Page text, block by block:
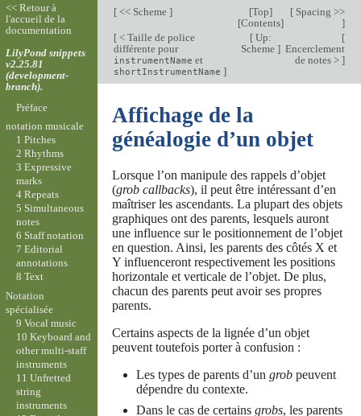
[<< Scheme ] [Top]
[Contents]
[Spacing >>
]
[< Taille de police
différente pour
instrumentName et
shortInstrumentName ]
[Up:
Scheme ]
[
Encerclement
de notes > ]
Affichage de la
généalogie d’un objet
Lorsque l’on manipule des rappels d’objet
(grob callbacks), il peut être intéressant d’en
maîtriser les ascendants. La plupart des objets
graphiques ont des parents, lesquels auront
une influence sur le positionnement de l’objet
en question. Ainsi, les parents des côtés X et
Y influenceront respectivement les positions
horizontale et verticale de l’objet. De plus,
chacun des parents peut avoir ses propres
parents.
Certains aspects de la lignée d’un objet
peuvent toutefois porter à confusion :
Les types de parents d’un grobpeuvent
dépendre du contexte.
Dans le cas de certains grobs, les parents
<< Retour à
l'accueil de la
documentation
LilyPond snippets
v2.25.81
(development-
branch).
Préface
notation musicale
1 Pitches
2 Rhythms
3 Expressive
marks
4 Repeats
5 Simultaneous
notes
6 Staff notation
7 Editorial
annotations
8 Text
Notation
spécialisée
9 Vocal music
10 Keyboard and
other multi-staff
instruments
11 Unfretted
string
instruments